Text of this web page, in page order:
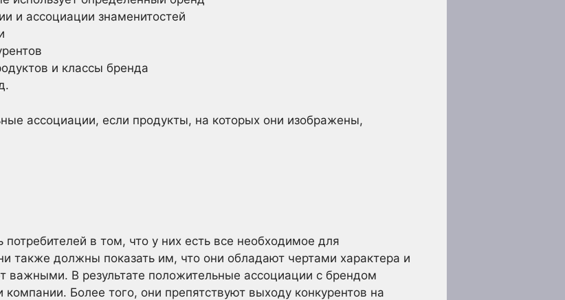
и ассоциации знаменитостей
и классы бренда
ассоциации, если продукты, на которых они изображены,
в том, что у них есть все необходимое для
также должны показать им, что они обладают чертами характера и
важными. В результате положительные ассоциации с брендом
компании. Более того, они препятствуют выходу конкурентов на